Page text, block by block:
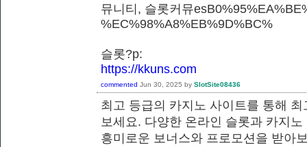
뮤니티, 슬롯커뮤
%EC%98%A8%EB%9D%BC%
슬롯?p:
https://kkuns.com
commented Jun 30, 2025 by SlotSite08436
최고 등급의 카지노 사이트를 통해
보세요. 다양한 온라인 슬롯과 카지
흥미로운 보너스와 프로모션을 받